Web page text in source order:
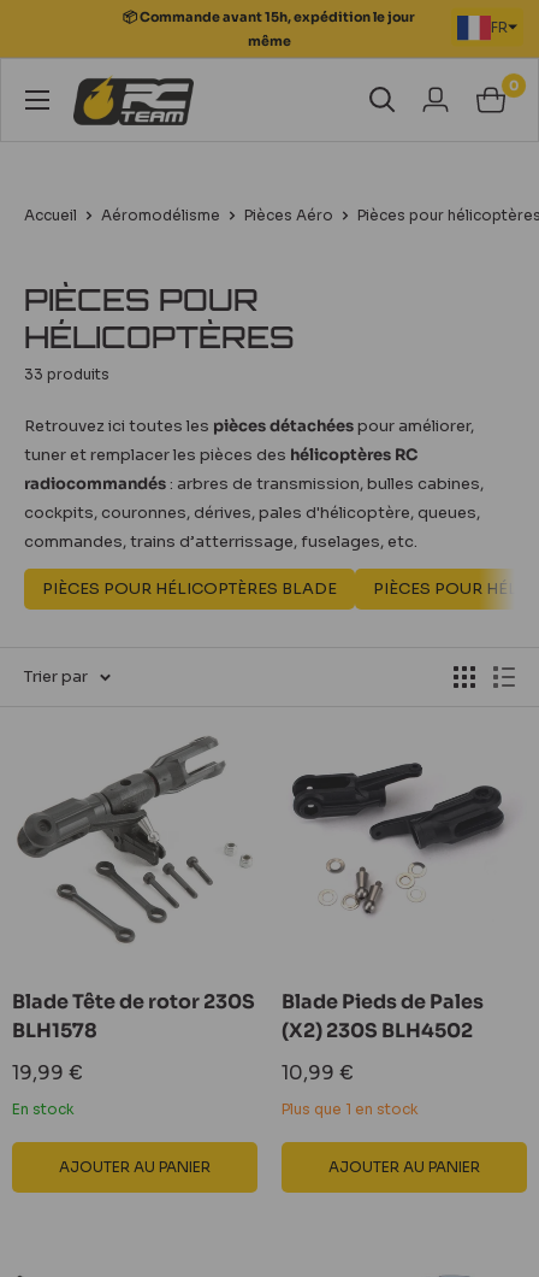
📦 Commande avant 15h, expédition le jour
FR
RC
Team
0
Accueil Aéromodélisme Pièces Aéro Pièces pour
PIÈCES POUR
HÉLICOPTÈRES
33 produits
Retrouvez ici toutes les pièces détachéespour améliorer,
tuner et remplacer les pièces des hélicoptères RC
radiocommandés: arbres de transmission, bulles cabines,
cockpits, couronnes, dérives, pales d'hélicoptère, queues,
commandes, trains d’atterrissage, fuselages, etc.
PIÈCES POUR HÉLICOPTÈRES BLADE PIÈCES POUR
Trier par
Blade Tête de rotor 230S
BLH1578
Prix
réduit
19,99 €
En stock
AJOUTER AU PANIER
Blade Pieds de Pales
(X2) 230S BLH4502
Prix
réduit
10,99 €
Plus que 1 en stock
AJOUTER AU PANIER